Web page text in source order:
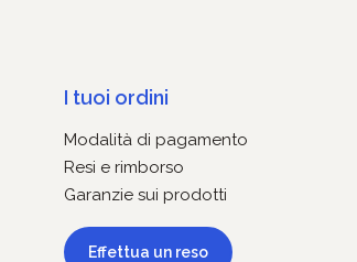
I tuoi ordini
Modalità di pagamento
Resi e rimborso
Garanzie sui prodotti
Effettua un reso